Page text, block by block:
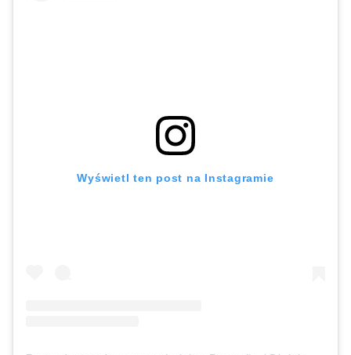
Wyświetl ten post na Instagramie